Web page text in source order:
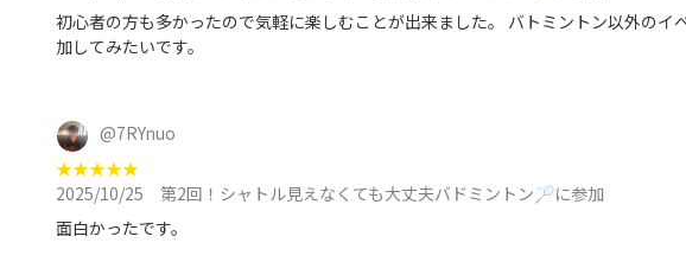
初心者の方も多かったので気軽に楽しむことが出来ました。 バトミントン以外のイ
加してみたいです。
@7RYnuo
★★★★★
2025/10/25
第2回！シャトル見えなくても大丈夫バドミントン🏸に参加
面白かったです。